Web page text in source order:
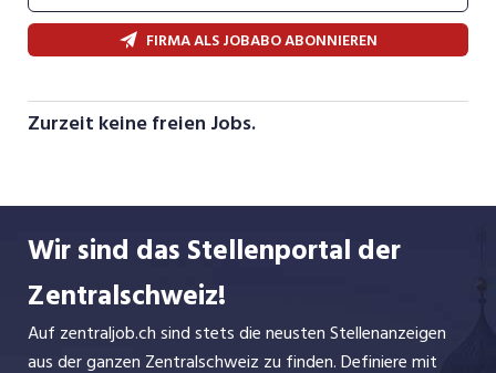
PILATUS ARENA – die perfekte Location im
Herzen der Zentralschweiz für Sport, Kultur und
Personen und einem vielfältigen kulinarischen
Bereich sowie einzigartigen Corporate-Events -
Multifunktionshalle sind praktisch grenzenlos.
FIRMA ALS JOBABO ABONNIEREN
Zurzeit keine freien Jobs.
Wir sind das Stellenportal der
Zentralschweiz!
Auf zentraljob.ch sind stets die neusten Stellenanzeigen
aus der ganzen Zentralschweiz zu finden. Definiere mit